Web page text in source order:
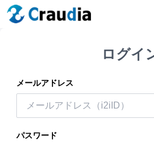
ログイ
メールアドレス
パスワード